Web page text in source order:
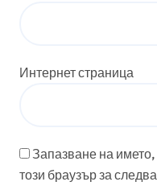
Интернет страница
Запазване на
този браузър за